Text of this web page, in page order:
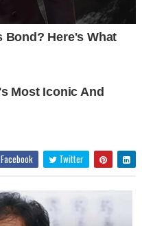
Facebook Twitter